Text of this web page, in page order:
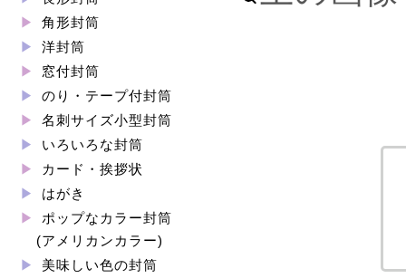
角形封筒
洋封筒
窓付封筒
のり・テープ付封筒
名刺サイズ小型封筒
いろいろな封筒
カード・挨拶状
はがき
ポップなカラー封筒
(アメリカンカラー)
美味しい色の封筒